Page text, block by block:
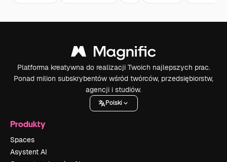
Platforma kreatywna do realizacji Twoich najlepszych prac.
Ponad milion subskrybentów wśród twórców, przedsiębiorstw,
agencji i studiów.
Polski
Produkty
Spaces
Asystent AI